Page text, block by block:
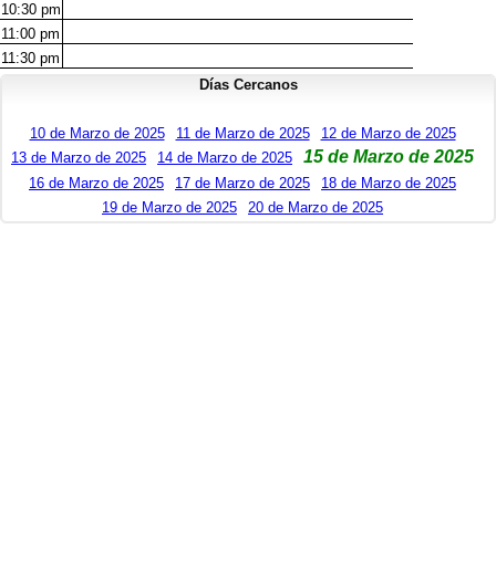
10:30 pm
11:00 pm
11:30 pm
Días Cercanos
10 de Marzo de 2025 11 de Marzo de 2025
12 de Marzo de 2025
13 de Marzo de 2025
14 de Marzo de 2025 15 de Marzo de 2025
16 de Marzo de 2025 17 de Marzo de 2025
18 de Marzo de 2025
19 de Marzo de 2025
20 de Marzo de 2025